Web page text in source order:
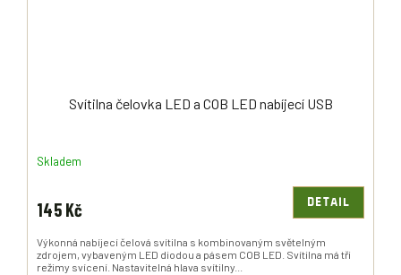
Svítilna čelovka LED a COB LED nabíjecí USB
Skladem
145 Kč DETAIL
Výkonná nabíjecí čelová svítilna s kombinovaným světelným
zdrojem, vybaveným LED diodou a pásem COB LED. Svítilna má tři
režimy svícení. Nastavitelná hlava svítilny...